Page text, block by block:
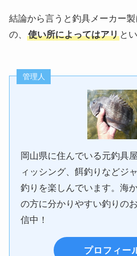
結論から言うと釣具メーカー
の、 使い所によってはアリと
管理人
岡山県に住んでいる元釣具
ィッシング、餌釣りなどジ
釣りを楽しんでいます。海
の方に分かりやすい釣りの
信中！
プロフィー